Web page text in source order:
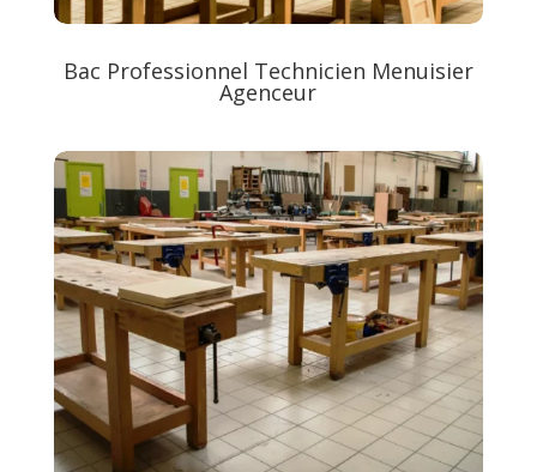
Bac Professionnel Technicien Menuisier
Agenceur